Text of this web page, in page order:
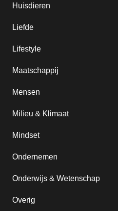
Huisdieren
Liefde
Lifestyle
Maatschappij
Mensen
Milieu & Klimaat
Mindset
Ondernemen
Onderwijs & Wetenschap
Overig